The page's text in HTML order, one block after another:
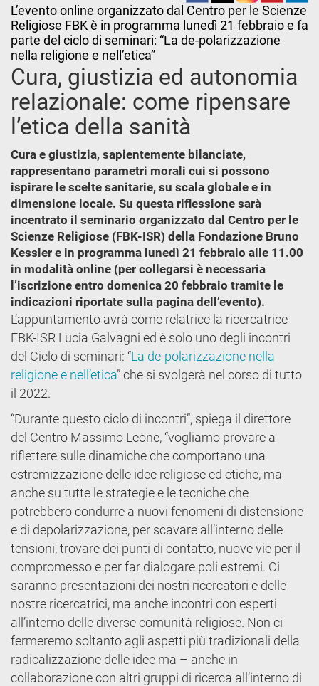
L’evento online organizzato dal Centro per le Scienze
Religiose FBK è in programma lunedì 21 febbraio e fa
parte del ciclo di seminari: “La de-polarizzazione
nella religione e nell’etica”
Cura, giustizia ed autonomia
relazionale: come ripensare
l’etica della sanità
Cura e giustizia, sapientemente bilanciate,
rappresentano parametri morali cui si possono
ispirare le scelte sanitarie, su scala globale e in
dimensione locale. Su questa riflessione sarà
incentrato il seminario organizzato dal Centro per le
Scienze Religiose (FBK-ISR) della Fondazione Bruno
Kessler e in programma lunedì 21 febbraio alle 11.00
in modalità online (per collegarsi è necessaria
l’iscrizione entro domenica 20 febbraio tramite le
indicazioni riportate sulla pagina dell’evento).
L’appuntamento avrà come relatrice la ricercatrice
FBK-ISR Lucia Galvagni ed è solo uno degli incontri
del Ciclo di seminari: “La de-polarizzazione nella
religione e nell’etica” che si svolgerà nel corso di tutto
il 2022.
“Durante questo ciclo di incontri”, spiega il direttore
del Centro Massimo Leone, “vogliamo provare a
riflettere sulle dinamiche che comportano una
estremizzazione delle idee religiose ed etiche, ma
anche su tutte le strategie e le tecniche che
potrebbero condurre a nuovi fenomeni di distensione
e di depolarizzazione, per scavare all’interno delle
tensioni, trovare dei punti di contatto, nuove vie per il
compromesso e per far dialogare poli estremi. Ci
saranno presentazioni dei nostri ricercatori e delle
nostre ricercatrici, ma anche incontri con esperti
all’interno delle diverse comunità religiose. Non ci
fermeremo soltanto agli aspetti più tradizionali della
radicalizzazione delle idee ma – anche in
collaborazione con altri gruppi di ricerca all’interno di